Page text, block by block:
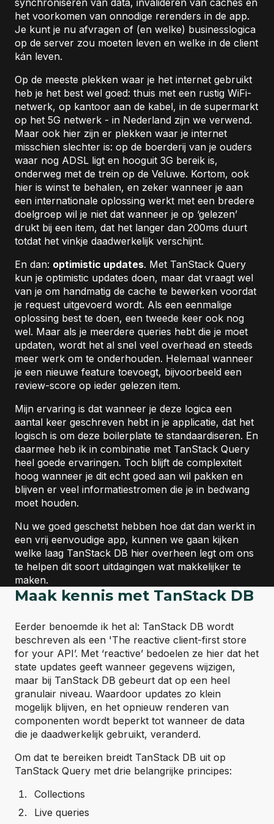
synchroniseren van data, invalideren van caches en
het voorkomen van onnodige rerenders in de app.
Je kunt je nu afvragen of (en welke) businesslogica
op de server zou moeten leven en welke in de client
kán leven.
Op de meeste plekken waar je het internet gebruikt
heb je het best wel goed: thuis met een rustig WiFi-
netwerk, op kantoor aan de kabel, in de supermarkt
op het 5G netwerk - in Nederland zijn we verwend.
Maar ook hier zijn er plekken waar je internet
misschien slechter is: op de boerderij van je ouders
waar nog ADSL ligt en hooguit 3G bereik is,
onderweg met de trein op de Veluwe. Kortom, ook
hier is winst te behalen, en zeker wanneer je aan
een internationale oplossing werkt met een bredere
doelgroep wil je niet dat wanneer je op ‘gelezen’
drukt bij een item, dat het langer dan 200ms duurt
totdat het vinkje daadwerkelijk verschijnt.
En dan: optimistic updates. Met TanStack Query
kun je optimistic updates doen, maar dat vraagt wel
van je om handmatig de cache te bewerken voordat
je request uitgevoerd wordt. Als een eenmalige
oplossing best te doen, een tweede keer ook nog
wel. Maar als je meerdere queries hebt die je moet
updaten, wordt het al snel veel overhead en steeds
meer werk om te onderhouden. Helemaal wanneer
je een nieuwe feature toevoegt, bijvoorbeeld een
review-score op ieder gelezen item.
Mijn ervaring is dat wanneer je deze logica een
aantal keer geschreven hebt in je applicatie, dat het
logisch is om deze boilerplate te standaardiseren. En
daarmee heb ik in combinatie met TanStack Query
heel goede ervaringen. Toch blijft de complexiteit
hoog wanneer je dit echt goed aan wil pakken en
blijven er veel informatiestromen die je in bedwang
moet houden.
Nu we goed geschetst hebben hoe dat dan werkt in
een vrij eenvoudige app, kunnen we gaan kijken
welke laag TanStack DB hier overheen legt om ons
te helpen dit soort uitdagingen wat makkelijker te
maken.
Maak kennis met TanStack DB
Eerder benoemde ik het al: TanStack DB wordt
beschreven als een 'The reactive client-first store
for your API’. Met ‘reactive’ bedoelen ze hier dat het
state updates geeft wanneer gegevens wijzigen,
maar bij TanStack DB gebeurt dat op een heel
granulair niveau. Waardoor updates zo klein
mogelijk blijven, en het opnieuw renderen van
componenten wordt beperkt tot wanneer de data
die je daadwerkelijk gebruikt, veranderd.
Om dat te bereiken breidt TanStack DB uit op
TanStack Query met drie belangrijke principes:
Collections
Live queries